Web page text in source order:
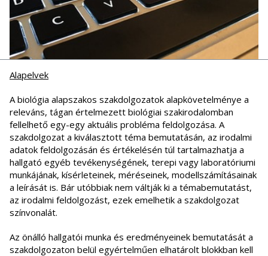
Alapelvek
A biológia alapszakos szakdolgozatok alapkövetelménye a
releváns, tágan értelmezett biológiai szakirodalomban
fellelhető egy-egy aktuális probléma feldolgozása. A
szakdolgozat a kiválasztott téma bemutatásán, az irodalmi
adatok feldolgozásán és értékelésén túl tartalmazhatja a
hallgató egyéb tevékenységének, terepi vagy laboratóriumi
munkájának, kísérleteinek, méréseinek, modellszámításainak
a leírását is. Bár utóbbiak nem váltják ki a témabemutatást,
az irodalmi feldolgozást, ezek emelhetik a szakdolgozat
színvonalát.
Az önálló hallgatói munka és eredményeinek bemutatását a
szakdolgozaton belül egyértelműen elhatárolt blokkban kell